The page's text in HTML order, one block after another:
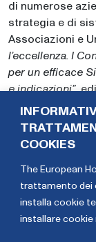
COOKIES
The European
trattamento dei
installa cookie
installare
di numerose
strategia e di
Associazioni e
l’eccellenza. I
per un efficace
e indicazioni”,
Riferimenti
paradigmi del
fondato e
“Osservatorio
Italia”,
citarne alcuni.
European